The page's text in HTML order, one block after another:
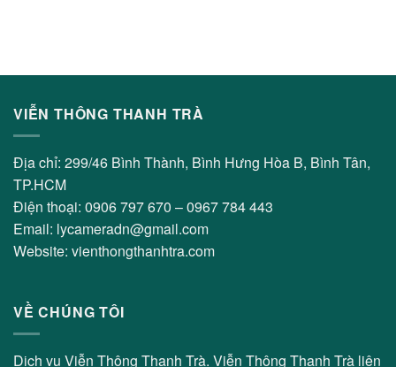
VIỄN THÔNG THANH TRÀ
Địa chỉ: 299/46 Bình Thành, Bình Hưng Hòa B, Bình Tân,
TP.HCM
Điện thoại: 0906 797 670 – 0967 784 443
Email: lycameradn@gmail.com
Website: vienthongthanhtra.com
VỀ CHÚNG TÔI
Dịch vụ Viễn Thông Thanh Trà. Viễn Thông Thanh Trà liên